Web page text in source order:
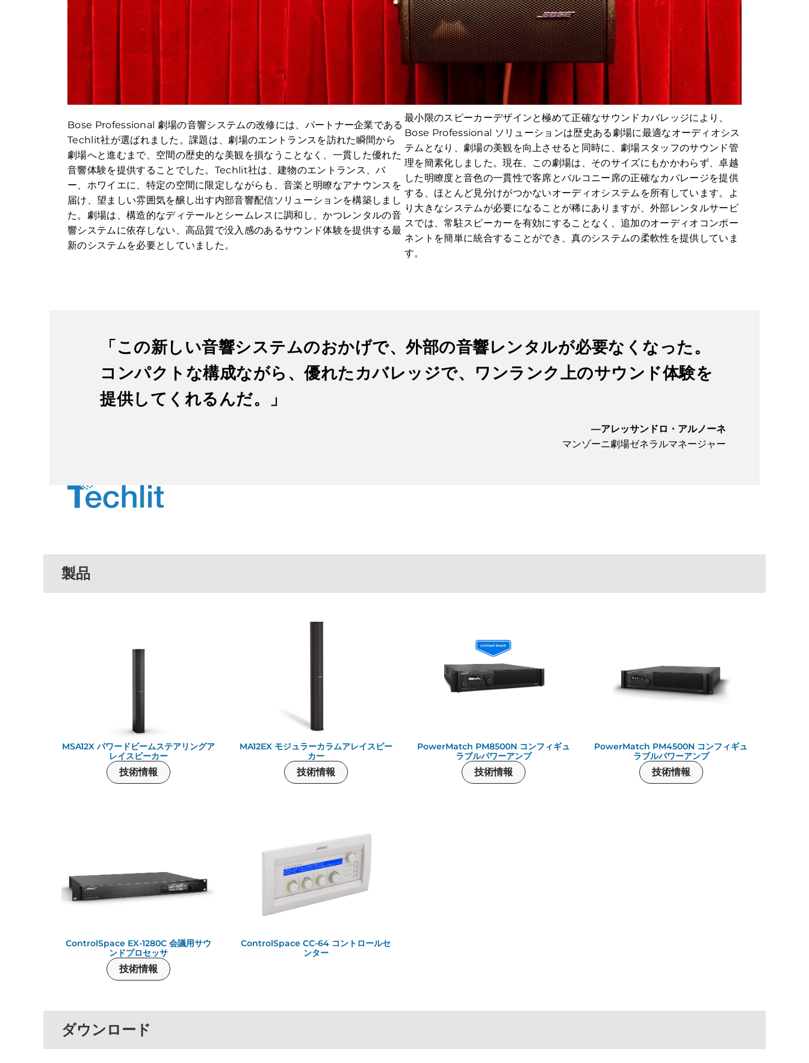
Bose Professional 劇場の音響システムの改修には、パートナー企業である
Techlit社が選ばれました。課題は、劇場のエントランスを訪れた瞬間から
劇場へと進むまで、空間の歴史的な美観を損なうことなく、一貫した優れた
音響体験を提供することでした。Techlit社は、建物のエントランス、バ
ー、ホワイエに、特定の空間に限定しながらも、音楽と明瞭なアナウンスを
届け、望ましい雰囲気を醸し出す内部音響配信ソリューションを構築しまし
た。劇場は、構造的なディテールとシームレスに調和し、かつレンタルの音
響システムに依存しない、高品質で没入感のあるサウンド体験を提供する最
新のシステムを必要としていました。
最小限のスピーカーデザインと極めて正確なサウンドカバレッジにより、
Bose Professional ソリューションは歴史ある劇場に最適なオーディオシス
テムとなり、劇場の美観を向上させると同時に、劇場スタッフのサウンド管
理を簡素化しました。現在、この劇場は、そのサイズにもかかわらず、卓越
した明瞭度と音色の一貫性で客席とバルコニー席の正確なカバレージを提供
する、ほとんど見分けがつかないオーディオシステムを所有しています。よ
り大きなシステムが必要になることが稀にありますが、外部レンタルサービ
スでは、常駐スピーカーを有効にすることなく、追加のオーディオコンポー
ネントを簡単に統合することができ、真のシステムの柔軟性を提供していま
す。
「この新しい音響システムのおかげで、外部の音響レンタルが必要なくなった。
コンパクトな構成ながら、優れたカバレッジで、ワンランク上のサウンド体験を
提供してくれるんだ。」
—アレッサンドロ・アルノーネ
マンゾーニ劇場ゼネラルマネージャー
製品
MSA12X パワードビームステアリングア
レイスピーカー
技術情報
MA12EX モジュラーカラムアレイスピー
カー
技術情報
PowerMatch PM8500N コンフィギュ
ラブルパワーアンプ
技術情報
PowerMatch PM4500N コンフィギュ
ラブルパワーアンプ
技術情報
ControlSpace EX-1280C 会議用サウ
ンドプロセッサ
技術情報
ControlSpace CC-64 コントロールセ
ンター
ダウンロード